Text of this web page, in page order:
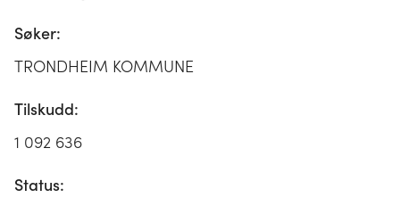
Søker:
TRONDHEIM KOMMUNE
Tilskudd:
1 092 636
Status: